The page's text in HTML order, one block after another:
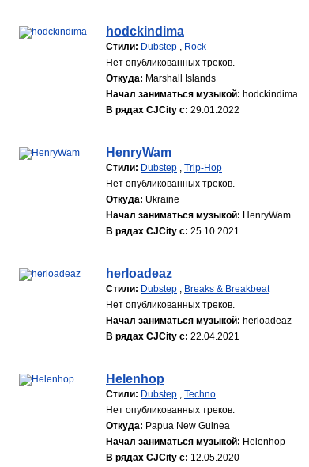
hodckindima
Стили: Dubstep , Rock
Нет опубликованных треков.
Откуда: Marshall Islands
Начал заниматься музыкой: hodckindima
В рядах CJCity с: 29.01.2022
HenryWam
Стили: Dubstep , Trip-Hop
Нет опубликованных треков.
Откуда: Ukraine
Начал заниматься музыкой: HenryWam
В рядах CJCity с: 25.10.2021
herloadeaz
Стили: Dubstep , Breaks & Breakbeat
Нет опубликованных треков.
Начал заниматься музыкой: herloadeaz
В рядах CJCity с: 22.04.2021
Helenhop
Стили: Dubstep , Techno
Нет опубликованных треков.
Откуда: Papua New Guinea
Начал заниматься музыкой: Helenhop
В рядах CJCity с: 12.05.2020